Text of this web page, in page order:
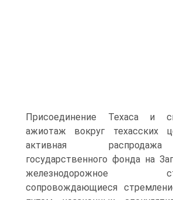
Присоединение Техаса и
ажиотаж вокруг техасских
активная
государственного фонда на
железнодорожное
сопровождающиеся